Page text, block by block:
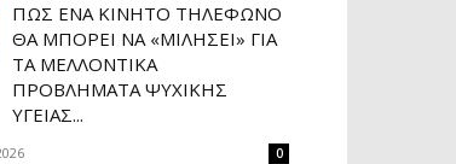
ΠΏΣ ΈΝΑ ΚΙΝΗΤΌ ΤΗΛΈΦΩΝΟ
ΘΑ ΜΠΟΡΕΊ ΝΑ «ΜΙΛΉΣΕΙ» ΓΙΑ
ΤΑ ΜΕΛΛΟΝΤΙΚΆ
ΠΡΟΒΛΉΜΑΤΑ ΨΥΧΙΚΉΣ
ΥΓΕΊΑΣ...
0